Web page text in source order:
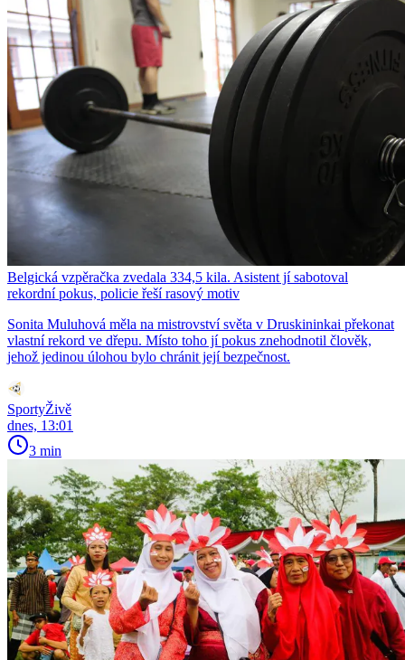
Belgická vzpěračka zvedala 334,5 kila. Asistent jí sabotoval
rekordní pokus, policie řeší rasový motiv
Sonita Muluhová měla na mistrovství světa v Druskininkai překonat
vlastní rekord ve dřepu. Místo toho jí pokus znehodnotil člověk,
jehož jedinou úlohou bylo chránit její bezpečnost.
SportyŽivě
dnes, 13:01
3 min